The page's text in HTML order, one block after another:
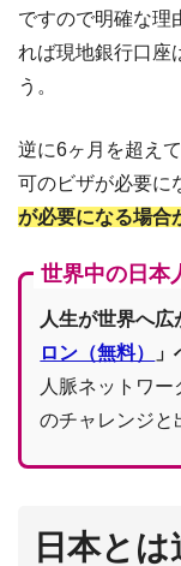
ですので明確な理
れば現地銀行口座
う。
逆に6ヶ月を超え
可のビザが必要に
が必要になる場合
世界中の日本
人生が世界へ
ロン（無料）
人脈ネットワ
のチャレンジと
日本と